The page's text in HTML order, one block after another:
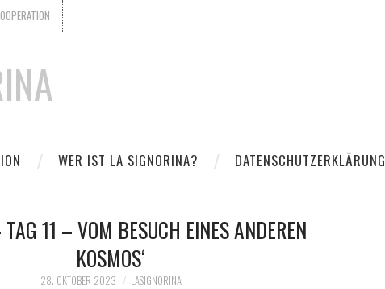
WER IST LA SIGNORINA? DATENSCHUTZERKLÄRUNG
11 – VOM BESUCH EINES ANDEREN
KOSMOS‘
28. OKTOBER 2023 LASIGNORINA